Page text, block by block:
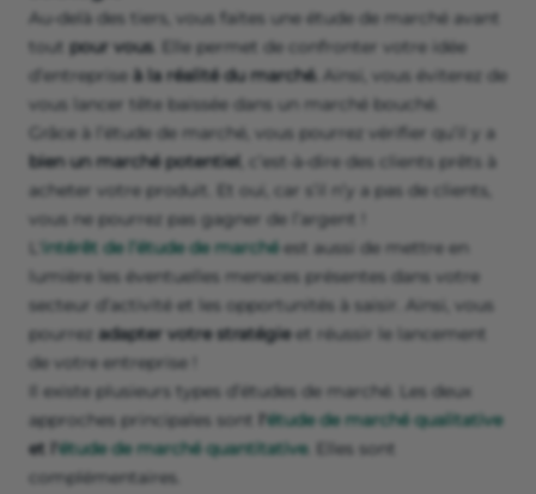
Au-delà des tiers, vous faites une étude de marché avant
tout pour vous. Elle permet de confronter votre idée
d’entreprise à la réalité du marché. Ainsi, vous éviterez de
vous lancer tête baissée dans un marché bouché.
Grâce à l’étude de marché, vous pourrez vérifier qu’il y a
bien un marché potentiel , c’est-à-dire des clients prêts à
acheter votre produit. Et oui, car s’il n’y a pas de clients,
vous ne pourrez pas gagner de l’argent !
intérêt de l’étude de marchéest aussi de mettre en
lumière les éventuelles menaces présentes dans votre
secteur d’activité et les opportunités à saisir. Ainsi, vous
pourrez adapter votre stratégieet réussir le lancement
de votre entreprise !
Il existe plusieurs types d’études de marché. Les deux
approches principales sont
étude de marché qualitative
et l' étude de marché quantitative. Elles sont
complémentaires.